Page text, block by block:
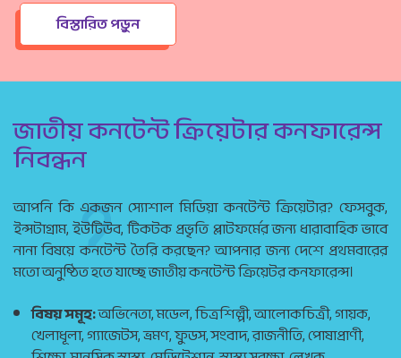
বিস্তারিত পড়ুন
জাতীয় কনটেন্ট ক্রিয়েটার কনফারেন্স
নিবন্ধন
আপনি কি একজন স্যোশাল মিডিয়া কনটেন্ট ক্রিয়েটার? ফেসবুক,
ইন্সটাগ্রাম, ইউটিউব, টিকটক প্রভৃতি প্লাটফর্মের জন্য ধারাবাহিক ভাবে
নানা বিষয়ে কনটেন্ট তৈরি করছেন? আপনার জন্য দেশে প্রথমবারের
মতো অনুষ্ঠিত হতে যাচ্ছে জাতীয় কনটেন্ট ক্রিয়েটর কনফারেন্স।
বিষয় সমূহ:অভিনেতা, মডেল, চিত্রশিল্পী, আলোকচিত্রী, গায়ক,
খেলাধূলা, গ্যাজেটস, ভ্রমণ, ফুডস, সংবাদ, রাজনীতি, পোষাপ্রাণী,